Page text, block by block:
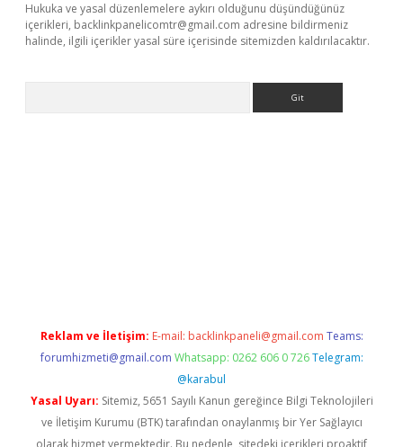
Hukuka ve yasal düzenlemelere aykırı olduğunu düşündüğünüz
içerikleri, backlinkpanelicomtr@gmail.com adresine bildirmeniz
halinde, ilgili içerikler yasal süre içerisinde sitemizden kaldırılacaktır.
Reklam ve İletişim: E-mail: backlinkpaneli@gmail.com Teams:
forumhizmeti@gmail.com Whatsapp: 0262 606 0 726 Telegram:
@karabul
Yasal Uyarı: Sitemiz, 5651 Sayılı Kanun gereğince Bilgi Teknolojileri
ve İletişim Kurumu (BTK) tarafından onaylanmış bir Yer Sağlayıcı
olarak hizmet vermektedir. Bu nedenle, sitedeki içerikleri proaktif